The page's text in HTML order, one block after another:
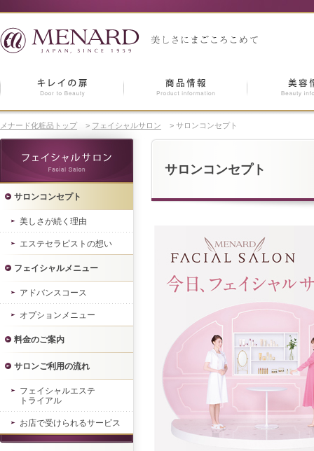
メナード化粧品トップ > フェイシャルサロン > サロンコンセプト
サロンコンセプト
サロンコンセプト
美しさが続く理由
エステセラピストの想い
フェイシャルメニュー
アドバンスコース
オプションメニュー
料金のご案内
サロンご利用の流れ
フェイシャルエステ
トライアル
お店で受けられるサービス